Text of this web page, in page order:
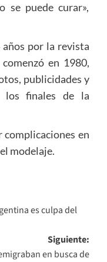
se puede curar»,
por la revista
en 1980,
publicidades y
los finales de la
complicaciones en
modelaje.
es culpa del
Siguiente:
en busca de